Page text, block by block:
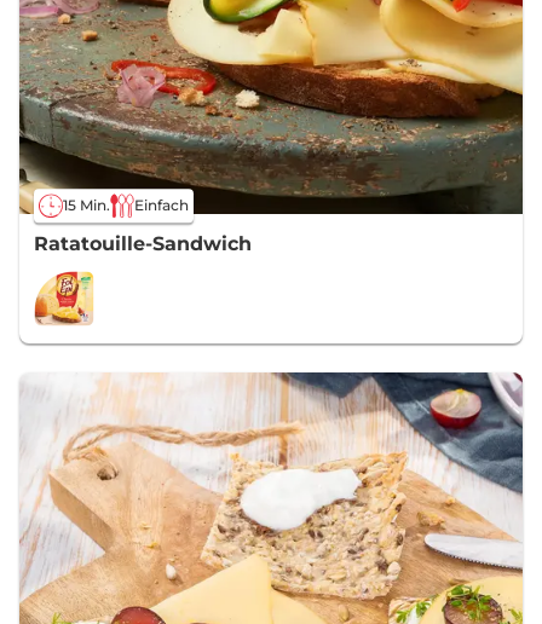
15 Min. Einfach
Ratatouille-Sandwich